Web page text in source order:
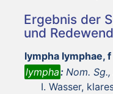
Ergebnis der
und
lympha lymphae, f
lympha: Nom.
Wasser,